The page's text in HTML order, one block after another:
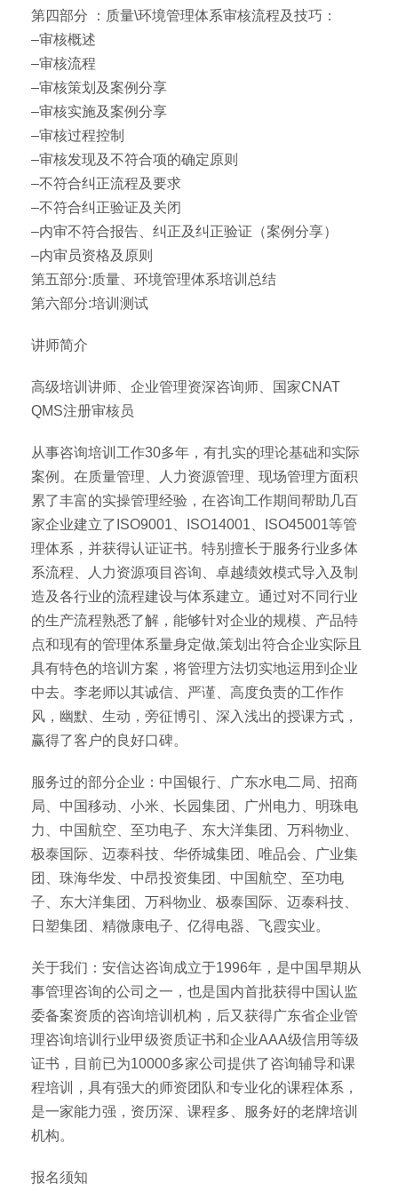
第四部分 ：质量\环境管理体系审核流程及技巧：
–审核概述
–审核流程
–审核策划及案例分享
–审核实施及案例分享
–审核过程控制
–审核发现及不符合项的确定原则
–不符合纠正流程及要求
–不符合纠正验证及关闭
–内审不符合报告、纠正及纠正验证（案例分享）
–内审员资格及原则
第五部分:质量、环境管理体系培训总结
第六部分:培训测试
讲师简介
高级培训讲师、企业管理资深咨询师、国家CNAT
QMS注册审核员
从事咨询培训工作30多年，有扎实的理论基础和实际
案例。在质量管理、人力资源管理、现场管理方面积
累了丰富的实操管理经验，在咨询工作期间帮助几百
家企业建立了ISO9001、ISO14001、ISO45001等管
理体系，并获得认证证书。特别擅长于服务行业多体
系流程、人力资源项目咨询、卓越绩效模式导入及制
造及各行业的流程建设与体系建立。通过对不同行业
的生产流程熟悉了解，能够针对企业的规模、产品特
点和现有的管理体系量身定做,策划出符合企业实际且
具有特色的培训方案，将管理方法切实地运用到企业
中去。李老师以其诚信、严谨、高度负责的工作作
风，幽默、生动，旁征博引、深入浅出的授课方式，
赢得了客户的良好口碑。
服务过的部分企业：中国银行、广东水电二局、招商
局、中国移动、小米、长园集团、广州电力、明珠电
力、中国航空、至功电子、东大洋集团、万科物业、
极泰国际、迈泰科技、华侨城集团、唯品会、广业集
团、珠海华发、中昂投资集团、中国航空、至功电
子、东大洋集团、万科物业、极泰国际、迈泰科技、
日塑集团、精微康电子、亿得电器、飞霞实业。
关于我们：安信达咨询成立于1996年，是中国早期从
事管理咨询的公司之一，也是国内首批获得中国认监
委备案资质的咨询培训机构，后又获得广东省企业管
理咨询培训行业甲级资质证书和企业AAA级信用等级
证书，目前已为10000多家公司提供了咨询辅导和课
程培训，具有强大的师资团队和专业化的课程体系，
是一家能力强，资历深、课程多、服务好的老牌培训
机构。
报名须知